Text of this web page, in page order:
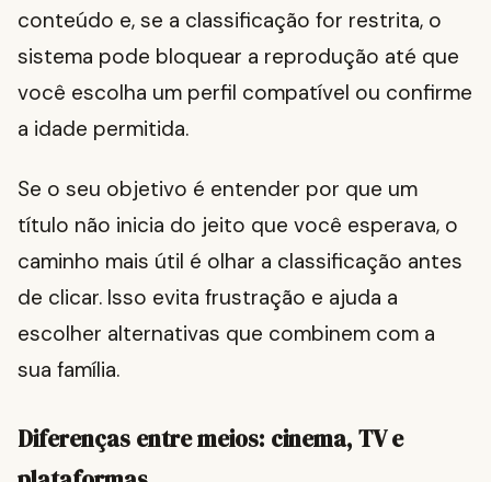
conteúdo e, se a classificação for restrita, o
sistema pode bloquear a reprodução até que
você escolha um perfil compatível ou confirme
a idade permitida.
Se o seu objetivo é entender por que um
título não inicia do jeito que você esperava, o
caminho mais útil é olhar a classificação antes
de clicar. Isso evita frustração e ajuda a
escolher alternativas que combinem com a
sua família.
Diferenças entre meios: cinema, TV e